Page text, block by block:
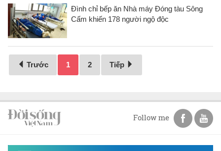
Đình chỉ bếp ăn Nhà máy Đóng tàu Sông
Cấm khiến 178 người ngộ độc
Trước 1 2 Tiếp
Follow me